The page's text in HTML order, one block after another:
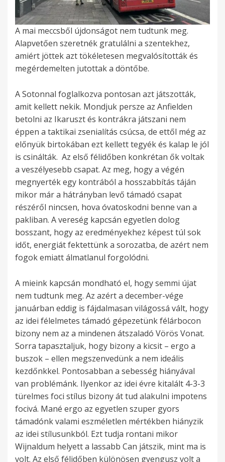
A mai meccsből újdonságot nem tudtunk meg.
Alapvetően szeretnék gratulálni a szentekhez,
amiért jöttek azt tökéletesen megvalósították és
megérdemelten jutottak a döntőbe.
A Sotonnal foglalkozva pontosan azt játszották,
amit kellett nekik. Mondjuk persze az Anfielden
betolni az Ikaruszt és kontrákra játszani nem
éppen a taktikai zsenialítás csúcsa, de ettől még az
előnyük birtokában ezt kellett tegyék és kalap le jól
is csinálták. Az első félidőben konkrétan ők voltak
a veszélyesebb csapat. Az meg, hogy a végén
megnyerték egy kontrából a hosszabbítás táján
mikor már a hátrányban levő támadó csapat
részéről nincsen, hova óvatoskodni benne van a
pakliban. A vereség kapcsán egyetlen dolog
bosszant, hogy az eredményekhez képest túl sok
időt, energiát fektettünk a sorozatba, de azért nem
fogok emiatt álmatlanul forgolódni.
A mieink kapcsán mondható el, hogy semmi újat
nem tudtunk meg. Az azért a december-vége
januárban eddig is fájdalmasan világossá vált, hogy
az idei félelmetes támadó gépezetünk félárbocon
bizony nem az a mindenen átszaladó Vörös Vonat.
Sorra tapasztaljuk, hogy bizony a kicsit – ergo a
buszok – ellen megszenvedünk a nem ideális
kezdőnkkel. Pontosabban a sebesség hiányával
van problémánk. Ilyenkor az idei évre kitalált 4-3-3
türelmes foci stílus bizony át tud alakulni impotens
focivá. Mané ergo az egyetlen szuper gyors
támadónk valami eszméletlen mértékben hiányzik
az idei stílusunkból. Ezt tudja rontani mikor
Wijnaldum helyett a lassabb Can játszik, mint ma is
volt. Az első félidőben különösen gyengusz volt a